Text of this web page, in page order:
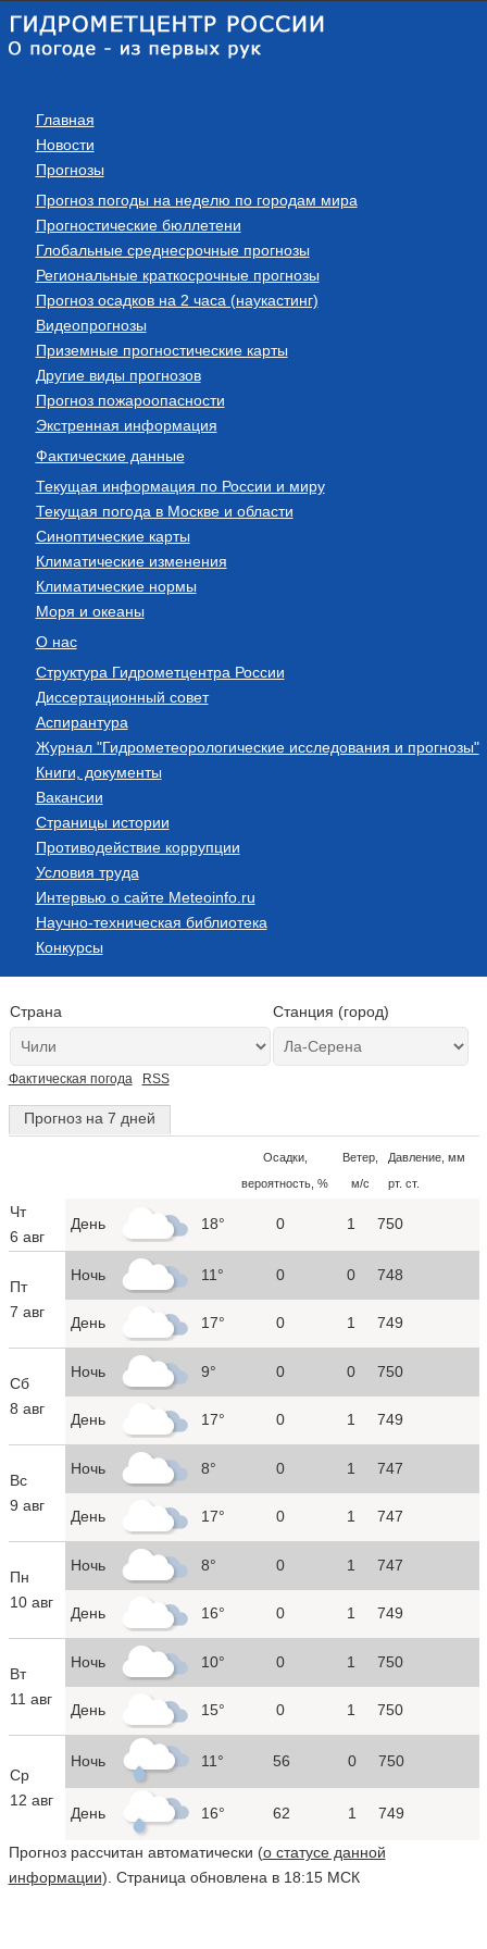
Главная
Новости
Прогнозы
Прогноз погоды на неделю по городам мира
Прогностические бюллетени
Глобальные среднесрочные прогнозы
Региональные краткосрочные прогнозы
Прогноз осадков на 2 часа (наукастинг)
Видеопрогнозы
Приземные прогностические карты
Другие виды прогнозов
Прогноз пожароопасности
Экстренная информация
Фактические данные
Текущая информация по России и миру
Текущая погода в Москве и области
Синоптические карты
Климатические изменения
Климатические нормы
Моря и океаны
О нас
Структура Гидрометцентра России
Диссертационный совет
Аспирантура
Журнал "Гидрометеорологические исследования и прогнозы"
Книги, документы
Вакансии
Страницы истории
Противодействие коррупции
Условия труда
Интервью о сайте Meteoinfo.ru
Научно-техническая библиотека
Конкурсы
Страна Станция (город)
Фактическая погода RSS
Прогноз на 7 дней
Осадки,
вероятность, %
Ветер,
м/с
Давление, мм
рт. ст.
Чт
6 авг
День 18° 0 1 750
Пт
7 авг
Ночь 11° 0 0 748
День 17° 0 1 749
Сб
8 авг
Ночь 9° 0 0 750
День 17° 0 1 749
Вс
9 авг
Ночь 8° 0 1 747
День 17° 0 1 747
Пн
10 авг
Ночь 8° 0 1 747
День 16° 0 1 749
Вт
11 авг
Ночь 10° 0 1 750
День 15° 0 1 750
Ср
12 авг
Ночь 11° 56 0 750
День 16° 62 1 749
Прогноз рассчитан автоматически (о статусе данной
информации). Страница обновлена в 18:15 МСК